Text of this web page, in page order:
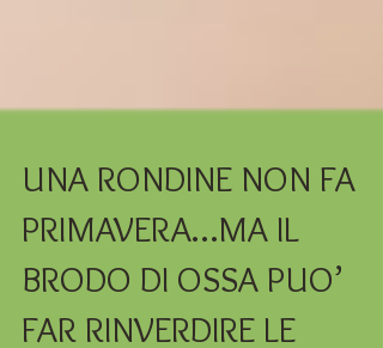
UNA RONDINE NON FA
PRIMAVERA…MA IL
BRODO DI OSSA PUO’